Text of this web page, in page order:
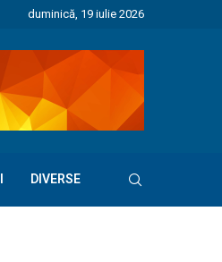
duminică, 19 iulie 2026
DIVERSE